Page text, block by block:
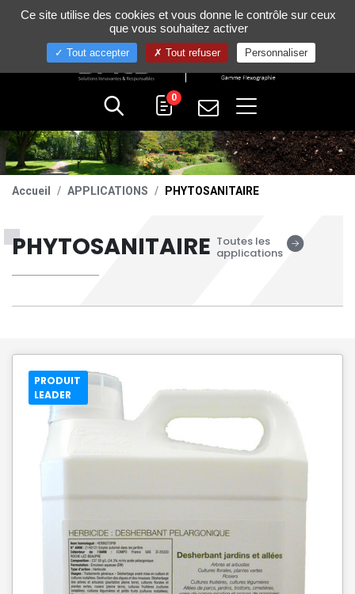
+33 (0)4 75 58 80 10
0
Accueil APPLICATIONS PHYTOSANITAIRE
PHYTOSANITAIRE Toutes les
applications
PRODUIT
LEADER
Gestion de vos préférences sur les cookies
Ce site utilise des cookies et vous donne le contrôle sur ceux
que vous souhaitez activer
Tout accepter Tout refuser Personnaliser